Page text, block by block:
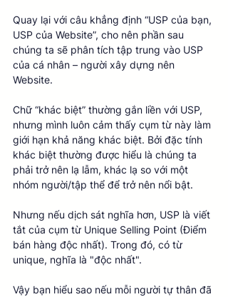
Quay lại với câu khẳng định “USP của bạn,
USP của Website”, cho nên phần sau
chúng ta sẽ phân tích tập trung vào USP
của cá nhân – người xây dựng nên
Website.
Chữ “khác biệt” thường gắn liền với USP,
nhưng mình luôn cảm thấy cụm từ này làm
giới hạn khả năng khác biệt. Bởi đặc tính
khác biệt thường được hiểu là chúng ta
phải trở nên lạ lẫm, khác lạ so với một
nhóm người/tập thể để trở nên nổi bật.
Nhưng nếu dịch sát nghĩa hơn, USP là viết
tắt của cụm từ Unique Selling Point (Điểm
bán hàng độc nhất). Trong đó, có từ
unique, nghĩa là "độc nhất".
Vậy bạn hiểu sao nếu mỗi người tự thân đã